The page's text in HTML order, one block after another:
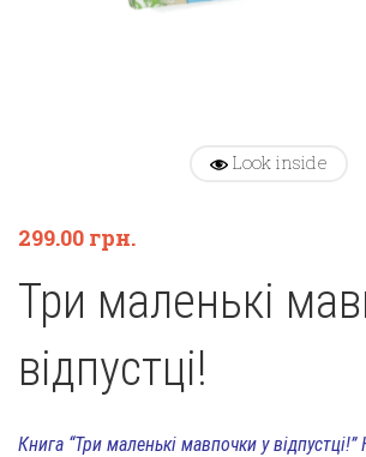
Look inside
299.00 грн.
Три маленькі
відпустці!
Книга “Три маленькі мавпочки у